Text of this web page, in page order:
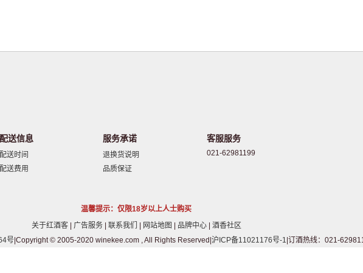
送信息
送时间
送费用
服务承诺
退换货说明
品质保证
客服服务
021-62981199
温馨提示：仅限18岁以上人士购买
关于红酒客
广告服务 联系我们 网站地图 品牌中心
酒香社区
号|Copyright © 2005-2020 winekee.com , All Rights Reserved| 沪ICP备11021176号-1 |订酒热线：021-